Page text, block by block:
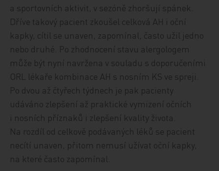
a sportovních aktivit, v sezóně zhoršují spánek.
Dříve takový pacient zkoušel celková AH i oční
kapky, cítil se unaven, zapomínal, často užil jedno
nebo druhé. Po zhodnocení stavu alergologem
může být nyní navržena v souladu s doporučeními
ORL lékaře kombinace AH s nosním KS ve spreji.
Po dvou až čtyřech týdnech je pak pacienty
udáváno zlepšení až praktické vymizení očních
i nosních příznaků i zlepšení kvality života.
Na rozdíl od celkově podávaných léků se pacient
necítí unaven, přitom nemusí užívat oční kapky,
na které často zapomínal.